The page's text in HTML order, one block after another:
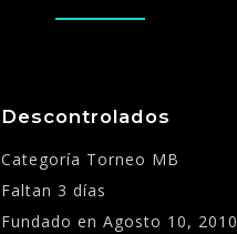
Descontrolados
Categoría Torneo MB
Faltan 3 días
Fundado en Agosto 10, 2010